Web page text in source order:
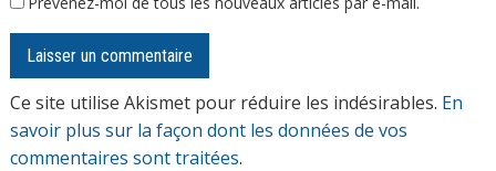
Ce site utilise Akismet pour réduire les indésirables. En
savoir plus sur la façon dont les données de vos
commentaires sont traitées.